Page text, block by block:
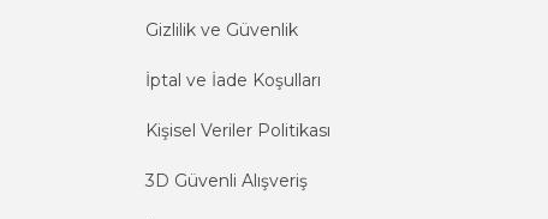
Gizlilik ve Güvenlik
İptal ve İade Koşulları
Kişisel Veriler Politikası
3D Güvenli Alışveriş